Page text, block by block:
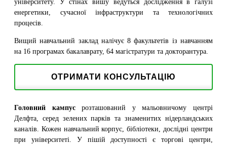
університету. У стінах вишу ведуться дослідження в галузі
енергетики, сучасної інфраструктури та технологічних
процесів.
Вищий навчальний заклад налічує 8 факультетів із навчанням
на 16 програмах бакалаврату, 64 магістратури та докторантура.
ОТРИМАТИ КОНСУЛЬТАЦІЮ
Головний кампусрозташований у мальовничому центрі
Делфта, серед зелених парків та знаменитих нідерландських
каналів. Кожен навчальний корпус, бібліотеки, дослідні центри
при університеті. У пішій доступності є торгові центри,